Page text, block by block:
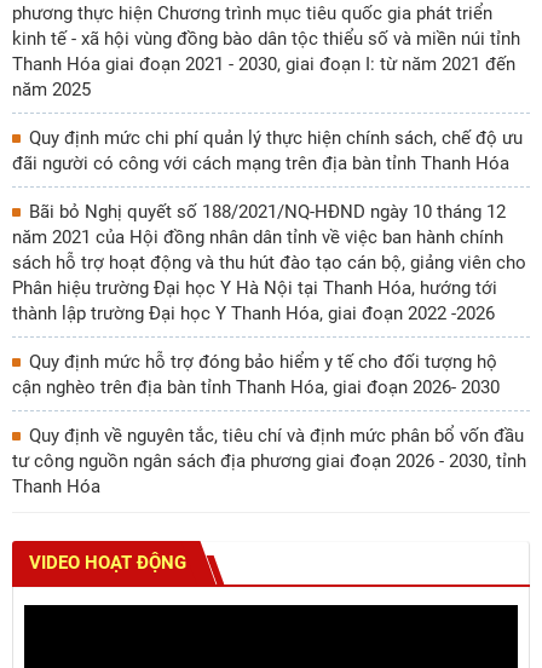
phương thực hiện Chương trình mục tiêu quốc gia phát triển
kinh tế - xã hội vùng đồng bào dân tộc thiểu số và miền núi tỉnh
Thanh Hóa giai đoạn 2021 - 2030, giai đoạn I: từ năm 2021 đến
năm 2025
Quy định mức chi phí quản lý thực hiện chính sách, chế độ ưu
đãi người có công với cách mạng trên địa bàn tỉnh Thanh Hóa
Bãi bỏ Nghị quyết số 188/2021/NQ-HĐND ngày 10 tháng 12
năm 2021 của Hội đồng nhân dân tỉnh về việc ban hành chính
sách hỗ trợ hoạt động và thu hút đào tạo cán bộ, giảng viên cho
Phân hiệu trường Đại học Y Hà Nội tại Thanh Hóa, hướng tới
thành lập trường Đại học Y Thanh Hóa, giai đoạn 2022 -2026
Quy định mức hỗ trợ đóng bảo hiểm y tế cho đối tượng hộ
cận nghèo trên địa bàn tỉnh Thanh Hóa, giai đoạn 2026- 2030
Quy định về nguyên tắc, tiêu chí và định mức phân bổ vốn đầu
tư công nguồn ngân sách địa phương giai đoạn 2026 - 2030, tỉnh
Thanh Hóa
VIDEO HOẠT ĐỘNG